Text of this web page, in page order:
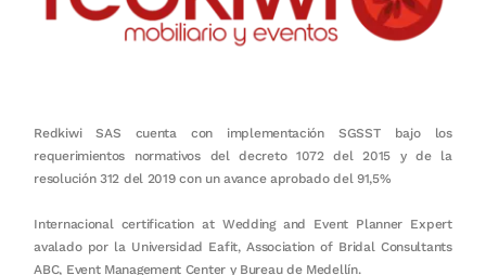
Redkiwi SAS cuenta con implementación SGSST bajo los
requerimientos normativos del decreto 1072 del 2015 y de la
resolución 312 del 2019 con un avance aprobado del 91,5%
Internacional certification at Wedding and Event Planner Expert
avalado por la Universidad Eafit, Association of Bridal Consultants
ABC, Event Management Center y Bureau de Medellín.